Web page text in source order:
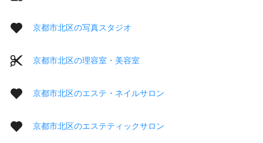
京都市北区の写真スタジオ
京都市北区の理容室・美容室
京都市北区のエステ・ネイルサロン
京都市北区のエステティックサロン